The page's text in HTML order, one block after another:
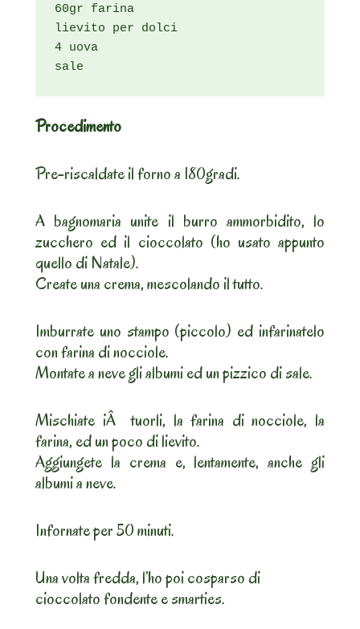
60gr farina
lievito per dolci
4 uova
sale
Procedimento
Pre-riscaldate il forno a 180gradi.
A bagnomaria unite il burro ammorbidito, lo
zucchero ed il cioccolato (ho usato appunto
quello di Natale).
Create una crema, mescolando il tutto.
Imburrate uno stampo (piccolo) ed infarinatelo
con farina di nocciole.
Montate a neve gli albumi ed un pizzico di sale.
Mischiate iÂ tuorli, la farina di nocciole, la
farina, ed un poco di lievito.
Aggiungete la crema e, lentamente, anche gli
albumi a neve.
Infornate per 50 minuti.
Una volta fredda, l’ho poi cosparso di
cioccolato fondente e smarties.